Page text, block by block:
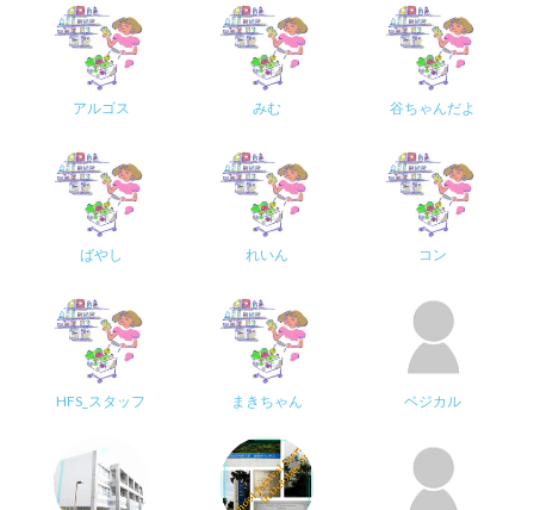
アルゴス みむ 谷ちゃんだよ
ばやし れいん コン
HFS_スタッフ まきちゃん ベジカル